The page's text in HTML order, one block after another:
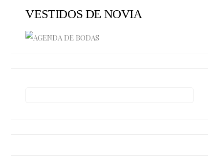
VESTIDOS DE NOVIA